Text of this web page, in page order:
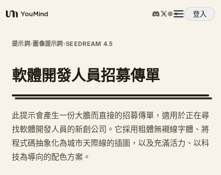
YouMind
登入
概覽
使用案例
提示詞
提示詞› 圖像提示詞 ›SEEDREAM 4.5
軟體開發人員招募傳單
此提示會產生一份大膽而直接的招募傳單，適用於正在尋
找軟體開發人員的新創公司。它採用粗體無襯線字體、將
程式碼抽象化為城市天際線的插圖，以及充滿活力、以科
技為導向的配色方案。